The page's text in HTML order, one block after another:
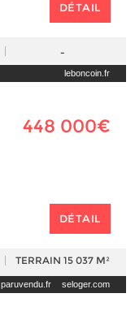
DÉTAIL
-
leboncoin.fr
448 000€
DÉTAIL
TERRAIN 15 037 M²
paruvendu.fr seloger.com